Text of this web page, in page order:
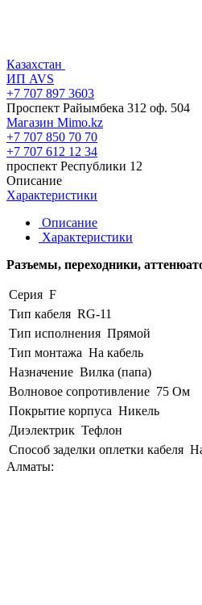
Казахстан
ИП AVS
+7 707 897 3603
Проспект Райымбека 312 оф. 504
Магазин Mimo.kz
+7 707 850 70 70
+7 707 612 12 34
проспект Республики 12
Описание
Характеристики
Описание
Характеристики
Разъемы, переходники,
Серия F
Тип кабеля RG-11
Тип исполнения Прямой
Тип монтажа На кабель
Назначение Вилка (папа)
Волновое сопротивление 75 Ом
Покрытие корпуса Никель
Диэлектрик Тефлон
Способ заделки оплетки кабеля
Алматы: